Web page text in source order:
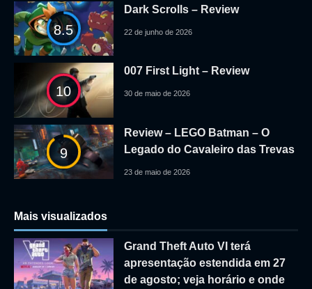
8.5
Dark Scrolls – Review
22 de junho de 2026
10
007 First Light – Review
30 de maio de 2026
9
Review – LEGO Batman – O
Legado do Cavaleiro das Trevas
23 de maio de 2026
Mais visualizados
Grand Theft Auto VI terá
apresentação estendida em 27
de agosto; veja horário e onde